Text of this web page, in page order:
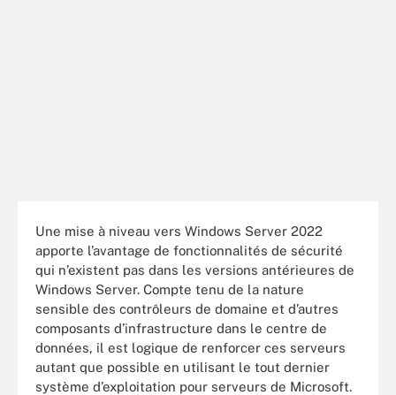
Une mise à niveau vers Windows Server 2022
apporte l’avantage de fonctionnalités de sécurité
qui n’existent pas dans les versions antérieures de
Windows Server. Compte tenu de la nature
sensible des contrôleurs de domaine et d’autres
composants d’infrastructure dans le centre de
données, il est logique de renforcer ces serveurs
autant que possible en utilisant le tout dernier
système d’exploitation pour serveurs de Microsoft.